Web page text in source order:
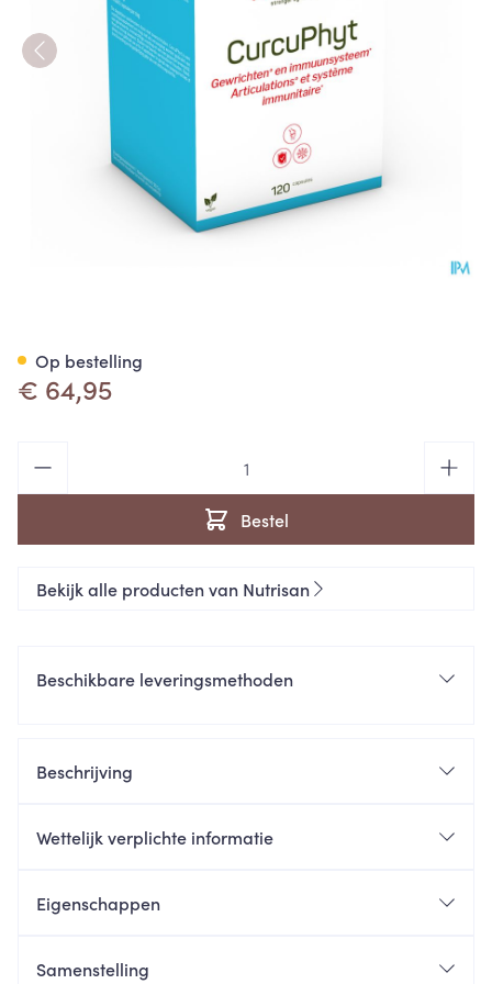
€ 64,95
Bestel
Op bestelling
Bekijk alle producten van Nutrisan
Beschikbare leveringsmethoden
Beschrijving
Wettelijk verplichte informatie
Eigenschappen
Samenstelling